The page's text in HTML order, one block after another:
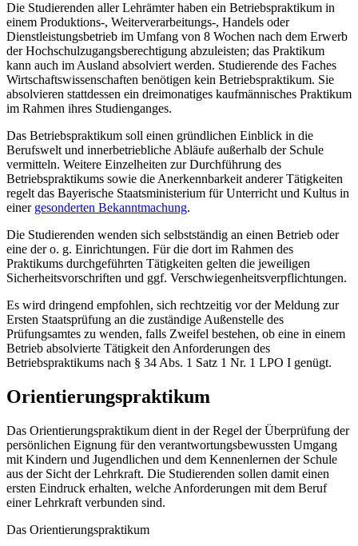
Die Studierenden aller Lehrämter haben ein Betriebspraktikum in
einem Produktions-, Weiterverarbeitungs-, Handels oder
Dienstleistungsbetrieb im Umfang von 8 Wochen nach dem Erwerb
der Hochschulzugangsberechtigung abzuleisten; das Praktikum
kann auch im Ausland absolviert werden. Studierende des Faches
Wirtschaftswissenschaften benötigen kein Betriebspraktikum. Sie
absolvieren stattdessen ein dreimonatiges kaufmännisches Praktikum
im Rahmen ihres Studienganges.
Das Betriebspraktikum soll einen gründlichen Einblick in die
Berufswelt und innerbetriebliche Abläufe außerhalb der Schule
vermitteln. Weitere Einzelheiten zur Durchführung des
Betriebspraktikums sowie die Anerkennbarkeit anderer Tätigkeiten
regelt das Bayerische Staatsministerium für Unterricht und Kultus in
einer gesonderten Bekanntmachung.
Die Studierenden wenden sich selbstständig an einen Betrieb oder
eine der o. g. Einrichtungen. Für die dort im Rahmen des
Praktikums durchgeführten Tätigkeiten gelten die jeweiligen
Sicherheitsvorschriften und ggf. Verschwiegenheitsverpflichtungen.
Es wird dringend empfohlen, sich rechtzeitig vor der Meldung zur
Ersten Staatsprüfung an die zuständige Außenstelle des
Prüfungsamtes zu wenden, falls Zweifel bestehen, ob eine in einem
Betrieb absolvierte Tätigkeit den Anforderungen des
Betriebspraktikums nach § 34 Abs. 1 Satz 1 Nr. 1 LPO I genügt.
Orientierungspraktikum
Das Orientierungspraktikum dient in der Regel der Überprüfung der
persönlichen Eignung für den verantwortungsbewussten Umgang
mit Kindern und Jugendlichen und dem Kennenlernen der Schule
aus der Sicht der Lehrkraft. Die Studierenden sollen damit einen
ersten Eindruck erhalten, welche Anforderungen mit dem Beruf
einer Lehrkraft verbunden sind.
Das Orientierungspraktikum